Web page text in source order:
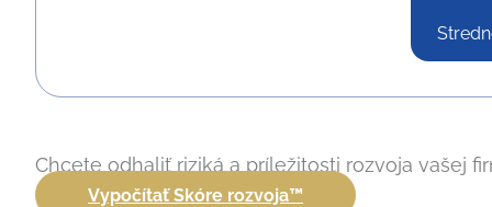
Chcete odhaliť riziká a príležitosti rozvoja vašej
Vypočítať Skóre rozvoja™